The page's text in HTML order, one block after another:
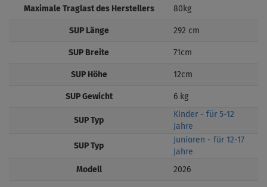
Maximale Traglast des Herstellers 80kg
SUP Länge 292 cm
SUP Breite 71cm
SUP Höhe 12cm
SUP Gewicht 6 kg
SUP Typ
Kinder - für 5-12
Jahre
SUP Typ
Junioren - für 12-17
Jahre
Modell 2026